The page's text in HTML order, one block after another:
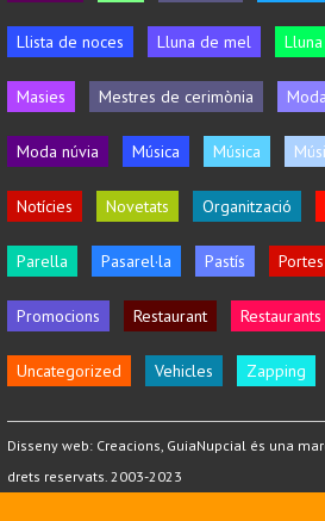
Llista de noces Lluna de mel
Masies Mestres de cerimònia
Moda núvia Música Música
Notícies Novetats Organització
Parella Pasarel·la Pastís
Promocions Restaurant Restaurants
Uncategorized Vehicles Zapping
Disseny web: Creacions, GuiaNupcial és una
drets reservats. 2003-2023